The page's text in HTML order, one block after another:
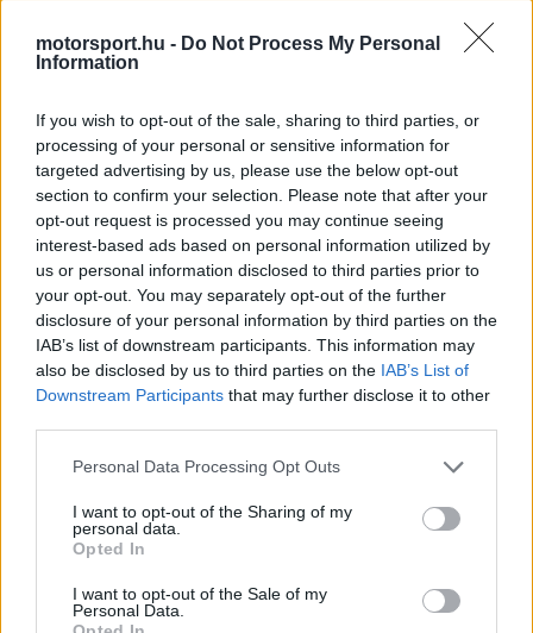
motorsport.hu - Do Not Process My Personal
Information
If you wish to opt-out of the sale, sharing to third parties, or
processing of your personal or sensitive information for
targeted advertising by us, please use the below opt-out
section to confirm your selection. Please note that after your
opt-out request is processed you may continue seeing
interest-based ads based on personal information utilized by
us or personal information disclosed to third parties prior to
your opt-out. You may separately opt-out of the further
disclosure of your personal information by third parties on the
IAB’s list of downstream participants. This information may
also be disclosed by us to third parties on the IAB’s List of
Downstream Participants that may further disclose it to other
Please note that this website/app uses one or more Google
not limited to your visit or usage behaviour. You may click to
grant or deny consent to Google and its third-party tags to
use your data for below specified purposes in below Google
consent section.
Personal Data Processing Opt Outs
I want to opt-out of the Sharing of my
personal data.
Opted In
I want to opt-out of the Sale of my
Personal Data.
EZEKET IS AJÁNLJUK
FORMA-1
Sainz visszatérne a Red Bullhoz,
ahol a győzelemért harcolhatna
FORMA-1
Radikális megoldással előzte meg a
riválisokat az Aston Martin
A nap, amikor kihunytak a fények